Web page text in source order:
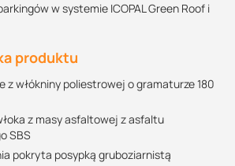
w systemie ICOPAL Green Roof i
produktu
z włókniny poliestrowej o gramaturze 180
z masy asfaltowej z asfaltu
SBS
pokryta posypką gruboziarnistą